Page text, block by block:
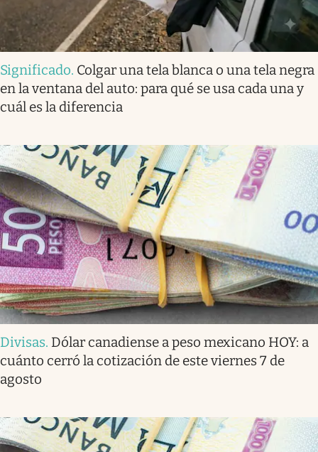
Significado. Colgar una tela blanca o una tela negra
en la ventana del auto: para qué se usa cada una y
cuál es la diferencia
Divisas. Dólar canadiense a peso mexicano HOY: a
cuánto cerró la cotización de este viernes 7 de
agosto